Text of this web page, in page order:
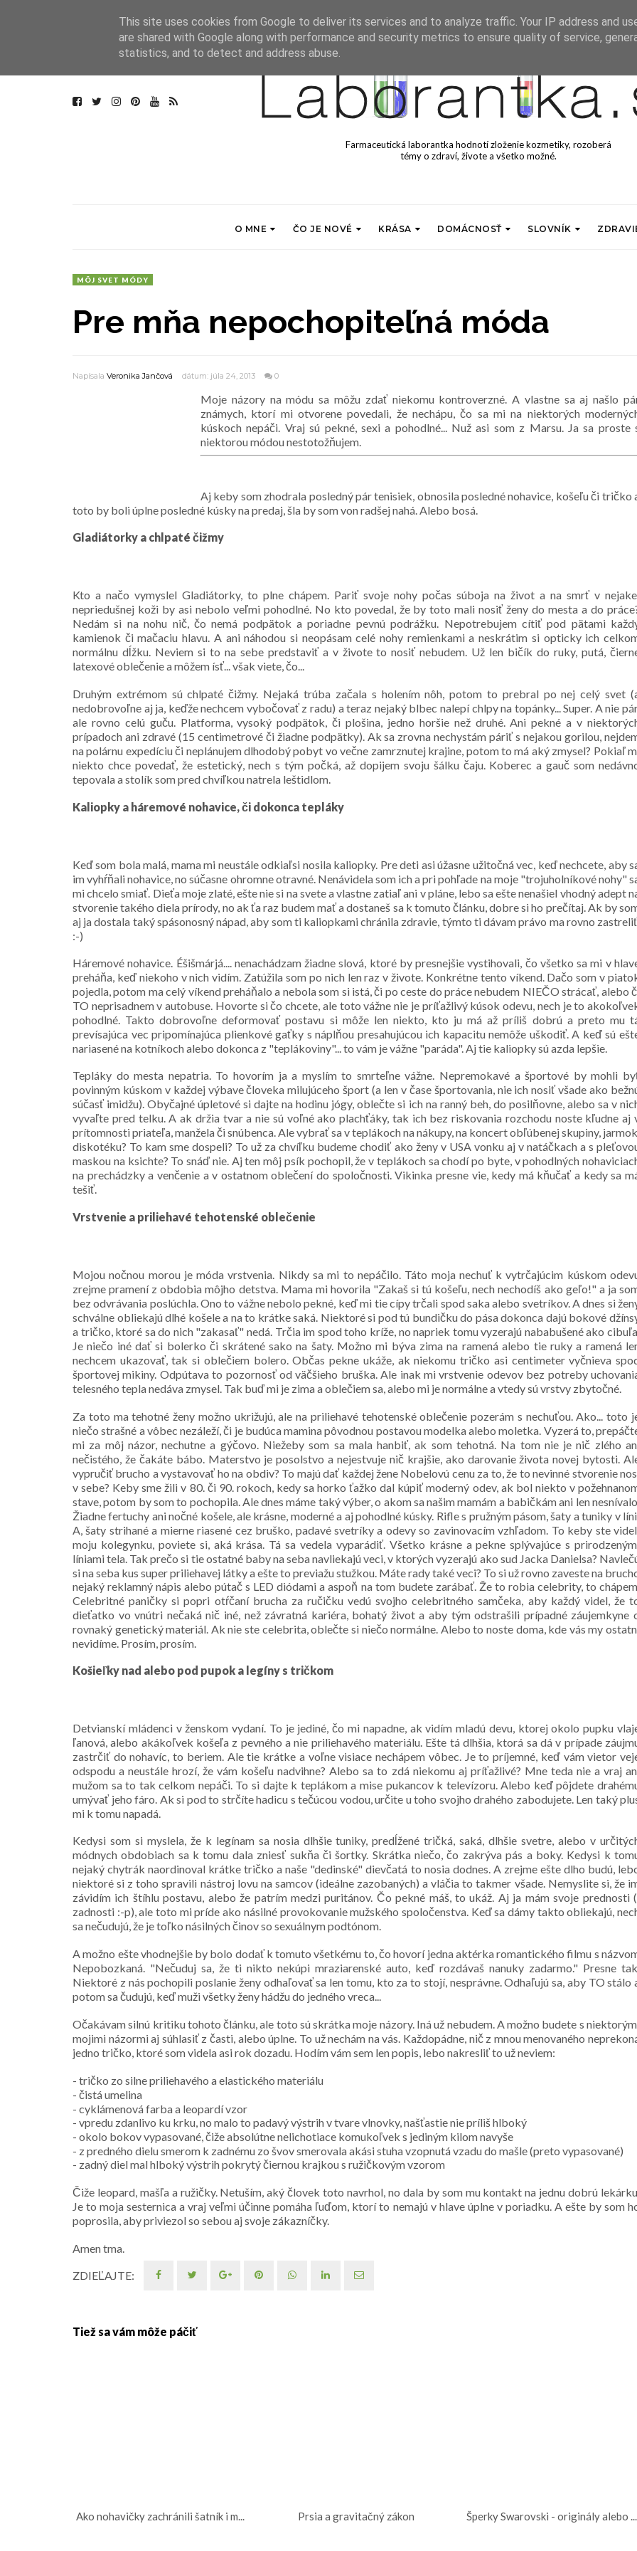
Farmaceutická laborantka hodnotí zloženie kozmetiky, rozoberá
témy o zdraví, živote a všetko možné.
O MNE ČO JE NOVÉ KRÁSA DOMÁCNOSŤ SLOVNÍK
MÔJ SVET MÓDY
Pre mňa nepochopiteľná móda
Napísala Veronika Jančová dátum: júla 24, 2013 0
Moje názory na módu sa môžu zdať niekomu kontroverzné. A vlastne sa aj našlo
známych, ktorí mi otvorene povedali, že nechápu, čo sa mi na niektorých
kúskoch nepáči. Vraj sú pekné, sexi a pohodlné... Nuž asi som z Marsu. Ja sa proste
niektorou módou nestotožňujem.
Aj keby som zhodrala posledný pár tenisiek, obnosila posledné nohavice, košeľu či tričko
toto by boli úplne posledné kúsky na predaj, šla by som von radšej nahá. Alebo bosá.
Gladiátorky a chlpaté čižmy
Kto a načo vymyslel Gladiátorky, to plne chápem. Pariť svoje nohy počas súboja na život a na smrť v
nepriedušnej koži by asi nebolo veľmi pohodlné. No kto povedal, že by toto mali nosiť ženy do mesta a do
Nedám si na nohu nič, čo nemá podpätok a poriadne pevnú podrážku. Nepotrebujem cítiť pod pätami
kamienok či mačaciu hlavu. A ani náhodou si neopásam celé nohy remienkami a neskrátim si opticky ich
normálnu dĺžku. Neviem si to na sebe predstaviť a v živote to nosiť nebudem. Už len bičík do ruky, putá,
latexové oblečenie a môžem ísť... však viete, čo...
Druhým extrémom sú chlpaté čižmy. Nejaká trúba začala s holením nôh, potom to prebral po nej celý svet
nedobrovoľne aj ja, keďže nechcem vybočovať z radu) a teraz nejaký blbec nalepí chlpy na topánky... Super. A nie
ale rovno celú guču. Platforma, vysoký podpätok, či plošina, jedno horšie než druhé. Ani pekné a v
prípadoch ani zdravé (15 centimetrové či žiadne podpätky). Ak sa zrovna nechystám páriť s nejakou gorilou,
na polárnu expedíciu či neplánujem dlhodobý pobyt vo večne zamrznutej krajine, potom to má aký zmysel? Pokiaľ
niekto chce povedať, že estetický, nech s tým počká, až dopijem svoju šálku čaju. Koberec a gauč som
tepovala a stolík som pred chvíľkou natrela leštidlom.
Kaliopky a háremové nohavice, či dokonca tepláky
Keď som bola malá, mama mi neustále odkiaľsi nosila kaliopky. Pre deti asi úžasne užitočná vec, keď nechcete, aby
im vyhŕňali nohavice, no súčasne ohromne otravné. Nenávidela som ich a pri pohľade na moje "trojuholníkové nohy"
mi chcelo smiať. Dieťa moje zlaté, ešte nie si na svete a vlastne zatiaľ ani v pláne, lebo sa ešte nenašiel vhodný adept
stvorenie takého diela prírody, no ak ťa raz budem mať a dostaneš sa k tomuto článku, dobre si ho prečítaj. Ak by
aj ja dostala taký spásonosný nápad, aby som ti kaliopkami chránila zdravie, týmto ti dávam právo ma rovno
:-)
Háremové nohavice. Éšišmárjá.... nenachádzam žiadne slová, ktoré by presnejšie vystihovali, čo všetko sa mi v
preháňa, keď niekoho v nich vidím. Zatúžila som po nich len raz v živote. Konkrétne tento víkend. Dačo som v
pojedla, potom ma celý víkend preháňalo a nebola som si istá, či po ceste do práce nebudem NIEČO strácať, alebo
TO neprisadnem v autobuse. Hovorte si čo chcete, ale toto vážne nie je príťažlivý kúsok odevu, nech je to
pohodlné. Takto dobrovoľne deformovať postavu si môže len niekto, kto ju má až príliš dobrú a preto mu
prevísajúca vec pripomínajúca plienkové gaťky s náplňou presahujúcou ich kapacitu nemôže uškodiť. A keď sú
nariasené na kotníkoch alebo dokonca z "teplákoviny"... to vám je vážne "paráda". Aj tie kaliopky sú azda lepšie.
Tepláky do mesta nepatria. To hovorím ja a myslím to smrteľne vážne. Nepremokavé a športové by mohli
povinným kúskom v každej výbave človeka milujúceho šport (a len v čase športovania, nie ich nosiť všade ako
súčasť imidžu). Obyčajné úpletové si dajte na hodinu jógy, oblečte si ich na ranný beh, do posilňovne, alebo sa v
vyvaľte pred telku. A ak držia tvar a nie sú voľné ako plachťáky, tak ich bez riskovania rozchodu noste kľudne aj
prítomnosti priateľa, manžela či snúbenca. Ale vybrať sa v teplákoch na nákupy, na koncert obľúbenej skupiny,
diskotéku? To kam sme dospeli? To už za chvíľku budeme chodiť ako ženy v USA vonku aj v natáčkach a s
maskou na ksichte? To snáď nie. Aj ten môj psík pochopil, že v teplákoch sa chodí po byte, v pohodlných
na prechádzky a venčenie a v ostatnom oblečení do spoločnosti. Vikinka presne vie, kedy má kňučať a kedy sa
tešiť.
Vrstvenie a priliehavé tehotenské oblečenie
Mojou nočnou morou je móda vrstvenia. Nikdy sa mi to nepáčilo. Táto moja nechuť k vytrčajúcim kúskom
zrejme pramení z obdobia môjho detstva. Mama mi hovorila "Zakaš si tú košeľu, nech nechodíš ako geľo!" a ja
bez odvrávania poslúchla. Ono to vážne nebolo pekné, keď mi tie cípy trčali spod saka alebo svetríkov. A dnes si
schválne obliekajú dlhé košele a na to krátke saká. Niektoré si pod tú bundičku do pása dokonca dajú bokové
a tričko, ktoré sa do nich "zakasať" nedá. Trčia im spod toho kríže, no napriek tomu vyzerajú nababušené ako
Je niečo iné dať si bolerko či skrátené sako na šaty. Možno mi býva zima na ramená alebo tie ruky a ramená
nechcem ukazovať, tak si oblečiem bolero. Občas pekne ukáže, ak niekomu tričko asi centimeter vyčnieva
športovej mikiny. Odpútava to pozornosť od väčšieho bruška. Ale inak mi vrstvenie odevov bez potreby
telesného tepla nedáva zmysel. Tak buď mi je zima a oblečiem sa, alebo mi je normálne a vtedy sú vrstvy zbytočné.
Za toto ma tehotné ženy možno ukrižujú, ale na priliehavé tehotenské oblečenie pozerám s nechuťou. Ako... toto
niečo strašné a vôbec nezáleží, či je budúca mamina pôvodnou postavou modelka alebo moletka. Vyzerá to,
mi za môj názor, nechutne a gýčovo. Niežeby som sa mala hanbiť, ak som tehotná. Na tom nie je nič zlého
nečistého, že čakáte bábo. Materstvo je posolstvo a nejestvuje nič krajšie, ako darovanie života novej bytosti.
vypručiť brucho a vystavovať ho na obdiv? To majú dať každej žene Nobelovú cenu za to, že to nevinné stvorenie
v sebe? Keby sme žili v 80. či 90. rokoch, kedy sa horko ťažko dal kúpiť moderný odev, ak bol niekto v
stave, potom by som to pochopila. Ale dnes máme taký výber, o akom sa našim mamám a babičkám ani len
Žiadne fertuchy ani nočné košele, ale krásne, moderné a aj pohodlné kúsky. Rifle s pružným pásom, šaty a tuniky v
A, šaty strihané a mierne riasené cez bruško, padavé svetríky a odevy so zavinovacím vzhľadom. To keby ste
moju kolegynku, poviete si, aká krása. Tá sa vedela vyparádiť. Všetko krásne a pekne splývajúce s
líniami tela. Tak prečo si tie ostatné baby na seba navliekajú veci, v ktorých vyzerajú ako sud Jacka Danielsa?
si na seba kus super priliehavej látky a ešte to previažu stužkou. Máte rady také veci? To si už rovno zaveste na
nejaký reklamný nápis alebo pútač s LED diódami a aspoň na tom budete zarábať. Že to robia celebrity, to
Celebritné paničky si popri otŕčaní brucha za ručičku vedú svojho celebritného samčeka, aby každý videl, že
dieťatko vo vnútri nečaká nič iné, než závratná kariéra, bohatý život a aby tým odstrašili prípadné záujemkyne
rovnaký genetický materiál. Ak nie ste celebrita, oblečte si niečo normálne. Alebo to noste doma, kde vás my
nevidíme. Prosím, prosím.
Košieľky nad alebo pod pupok a legíny s tričkom
Detvianskí mládenci v ženskom vydaní. To je jediné, čo mi napadne, ak vidím mladú devu, ktorej okolo pupku
ľanová, alebo akákoľvek košeľa z pevného a nie priliehavého materiálu. Ešte tá dlhšia, ktorá sa dá v prípade
zastrčiť do nohavíc, to beriem. Ale tie krátke a voľne visiace nechápem vôbec. Je to príjemné, keď vám vietor
odspodu a neustále hrozí, že vám košeľu nadvihne? Alebo sa to zdá niekomu aj príťažlivé? Mne teda nie a vraj
mužom sa to tak celkom nepáči. To si dajte k teplákom a mise pukancov k televízoru. Alebo keď pôjdete
umývať jeho fáro. Ak si pod to strčíte hadicu s tečúcou vodou, určite u toho svojho drahého zabodujete. Len taký
mi k tomu napadá.
Kedysi som si myslela, že k legínam sa nosia dlhšie tuniky, predĺžené tričká, saká, dlhšie svetre, alebo v
módnych obdobiach sa k tomu dala zniesť sukňa či šortky. Skrátka niečo, čo zakrýva pás a boky. Kedysi k
nejaký chytrák naordinoval krátke tričko a naše "dedinské" dievčatá to nosia dodnes. A zrejme ešte dlho budú,
niektoré si z toho spravili nástroj lovu na samcov (ideálne zazobaných) a vláčia to takmer všade. Nemyslite si, že
závidím ich štíhlu postavu, alebo že patrím medzi puritánov. Čo pekné máš, to ukáž. Aj ja mám svoje prednosti
zadnosti :-p), ale toto mi príde ako násilné provokovanie mužského spoločenstva. Keď sa dámy takto obliekajú,
sa nečudujú, že je toľko násilných činov so sexuálnym podtónom.
A možno ešte vhodnejšie by bolo dodať k tomuto všetkému to, čo hovorí jedna aktérka romantického filmu s
Nepobozkaná. "Nečuduj sa, že ti nikto nekúpi mraziarenské auto, keď rozdávaš nanuky zadarmo." Presne
Niektoré z nás pochopili poslanie ženy odhaľovať sa len tomu, kto za to stojí, nesprávne. Odhaľujú sa, aby TO stálo
potom sa čudujú, keď muži všetky ženy hádžu do jedného vreca...
Očakávam silnú kritiku tohoto článku, ale toto sú skrátka moje názory. Iná už nebudem. A možno budete s
mojimi názormi aj súhlasiť z časti, alebo úplne. To už nechám na vás. Každopádne, nič z mnou menovaného
jedno tričko, ktoré som videla asi rok dozadu. Hodím vám sem len popis, lebo nakresliť to už neviem:
- tričko zo silne priliehavého a elastického materiálu
- čistá umelina
- cyklámenová farba a leopardí vzor
- vpredu zdanlivo ku krku, no malo to padavý výstrih v tvare vlnovky, našťastie nie príliš hlboký
- okolo bokov vypasované, čiže absolútne nelichotiace komukoľvek s jediným kilom navyše
- z predného dielu smerom k zadnému zo švov smerovala akási stuha vzopnutá vzadu do mašle (preto vypasované)
- zadný diel mal hlboký výstrih pokrytý čiernou krajkou s ružičkovým vzorom
Čiže leopard, mašľa a ružičky. Netuším, aký človek toto navrhol, no dala by som mu kontakt na jednu dobrú
Je to moja sesternica a vraj veľmi účinne pomáha ľuďom, ktorí to nemajú v hlave úplne v poriadku. A ešte by som
poprosila, aby priviezol so sebou aj svoje zákazníčky.
Amen tma.
ZDIEĽAJTE:
Tiež sa vám môže páčiť
Ako nohavičky zachránili šatník i m... Prsia a gravitačný zákon Šperky Swarovski - originály alebo ...
This site uses cookies from Google to deliver its services and to analyze traffic. Your IP address and
are shared with Google along with performance and security metrics to ensure quality of service,
statistics, and to detect and address abuse.